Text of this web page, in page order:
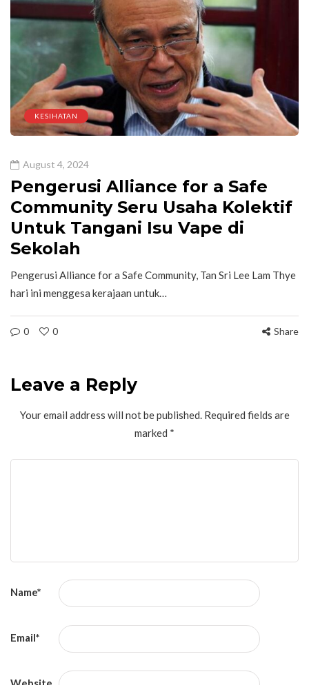
KESIHATAN
August 4, 2024
Pengerusi Alliance for a Safe
Community Seru Usaha Kolektif
Untuk Tangani Isu Vape di
Sekolah
Pengerusi Alliance for a Safe Community, Tan Sri Lee Lam Thye
hari ini menggesa kerajaan untuk…
0 0 Share
Leave a Reply
Your email address will not be published. Required fields are
marked *
Name*
Email*